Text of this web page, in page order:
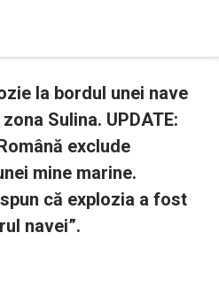
la bordul unei nave
Sulina. UPDATE:
exclude
mine marine.
că explozia a fost
navei”.